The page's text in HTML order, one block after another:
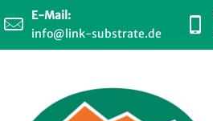
E-Mail:
info@link-substrate.de